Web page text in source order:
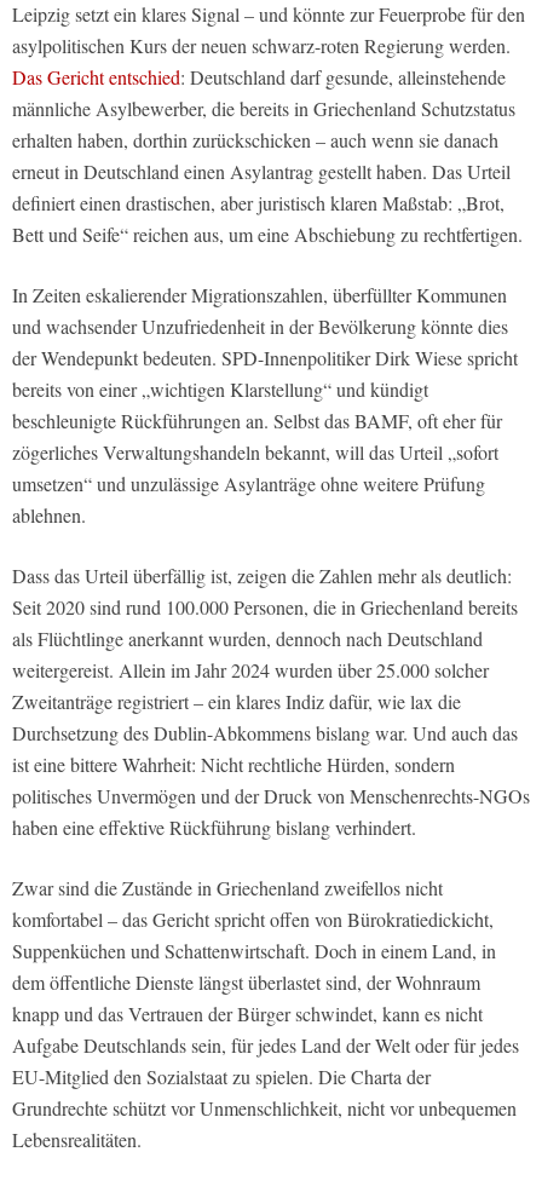
Leipzig setzt ein klares Signal – und könnte zur Feuerprobe für den
asylpolitischen Kurs der neuen schwarz-roten Regierung werden.
Das Gericht entschied: Deutschland darf gesunde, alleinstehende
männliche Asylbewerber, die bereits in Griechenland Schutzstatus
erhalten haben, dorthin zurückschicken – auch wenn sie danach
erneut in Deutschland einen Asylantrag gestellt haben. Das Urteil
definiert einen drastischen, aber juristisch klaren Maßstab: „Brot,
Bett und Seife“ reichen aus, um eine Abschiebung zu rechtfertigen.
In Zeiten eskalierender Migrationszahlen, überfüllter Kommunen
und wachsender Unzufriedenheit in der Bevölkerung könnte dies
der Wendepunkt bedeuten. SPD-Innenpolitiker Dirk Wiese spricht
bereits von einer „wichtigen Klarstellung“ und kündigt
beschleunigte Rückführungen an. Selbst das BAMF, oft eher für
zögerliches Verwaltungshandeln bekannt, will das Urteil „sofort
umsetzen“ und unzulässige Asylanträge ohne weitere Prüfung
ablehnen.
Dass das Urteil überfällig ist, zeigen die Zahlen mehr als deutlich:
Seit 2020 sind rund 100.000 Personen, die in Griechenland bereits
als Flüchtlinge anerkannt wurden, dennoch nach Deutschland
weitergereist. Allein im Jahr 2024 wurden über 25.000 solcher
Zweitanträge registriert – ein klares Indiz dafür, wie lax die
Durchsetzung des Dublin-Abkommens bislang war. Und auch das
ist eine bittere Wahrheit: Nicht rechtliche Hürden, sondern
politisches Unvermögen und der Druck von Menschenrechts-NGOs
haben eine effektive Rückführung bislang verhindert.
Zwar sind die Zustände in Griechenland zweifellos nicht
komfortabel – das Gericht spricht offen von Bürokratiedickicht,
Suppenküchen und Schattenwirtschaft. Doch in einem Land, in
dem öffentliche Dienste längst überlastet sind, der Wohnraum
knapp und das Vertrauen der Bürger schwindet, kann es nicht
Aufgabe Deutschlands sein, für jedes Land der Welt oder für jedes
EU-Mitglied den Sozialstaat zu spielen. Die Charta der
Grundrechte schützt vor Unmenschlichkeit, nicht vor unbequemen
Lebensrealitäten.